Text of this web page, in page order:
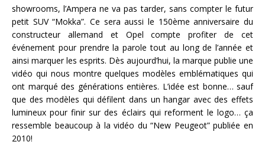
showrooms, l’Ampera ne va pas tarder, sans compter le futur
petit SUV “Mokka”. Ce sera aussi le 150ème anniversaire du
constructeur allemand et Opel compte profiter de cet
événement pour prendre la parole tout au long de l’année et
ainsi marquer les esprits. Dès aujourd’hui, la marque publie une
vidéo qui nous montre quelques modèles emblématiques qui
ont marqué des générations entières. L’idée est bonne… sauf
que des modèles qui défilent dans un hangar avec des effets
lumineux pour finir sur des éclairs qui reforment le logo… ça
ressemble beaucoup à la vidéo du “New Peugeot” publiée en
2010!